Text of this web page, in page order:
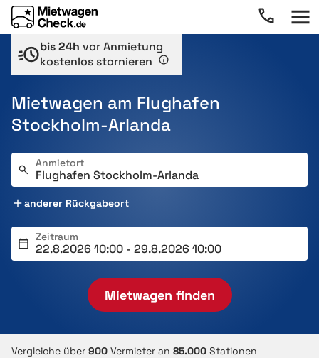
bis 24h vor Anmietung
kostenlos stornieren
Mietwagen am Flughafen
Stockholm-Arlanda
Anmietort
anderer Rückgabeort
Zeitraum
Mietwagen finden
Vergleiche über 900 Vermieter an 85.000 Stationen